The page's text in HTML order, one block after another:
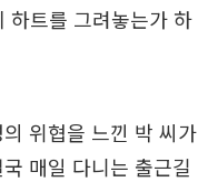
하트를 그려놓는가 하
위협을 느낀 박 씨가
매일 다니는 출근길